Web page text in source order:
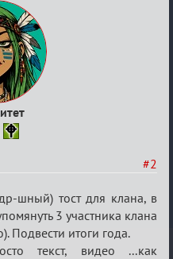
#2
шный) тост для клана, в
3 участника клана
Подвести итоги года.
текст, видео ...как